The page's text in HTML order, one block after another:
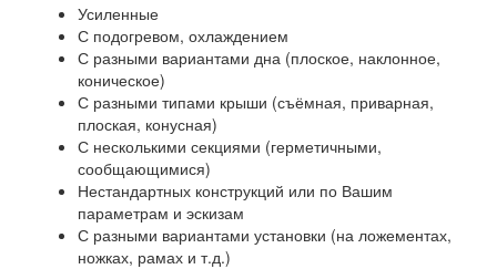
Усиленные
С подогревом, охлаждением
С разными вариантами дна (плоское, наклонное,
коническое)
С разными типами крыши (съёмная, приварная,
плоская, конусная)
С несколькими секциями (герметичными,
сообщающимися)
Нестандартных конструкций или по Вашим
параметрам и эскизам
С разными вариантами установки (на ложементах,
ножках, рамах и т.д.)